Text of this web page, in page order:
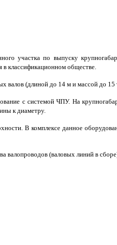
участка по выпуску
в классификационном обществе.
(длиной до 14 м и массой до
с системой ЧПУ. На
к диаметру.
В комплексе данное
валопроводов (валовых линий в